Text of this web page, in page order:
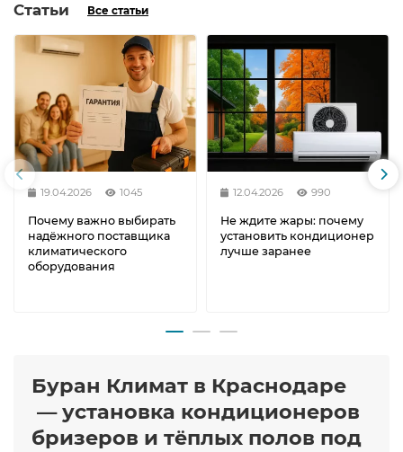
Статьи Все статьи
19.04.2026 1045
Почему важно выбирать
надёжного поставщика
климатического
оборудования
12.04.2026 990
Не ждите жары: почему
установить кондиционер
лучше заранее
Буран Климат в Краснодаре
— установка кондиционеров
бризеров и тёплых полов под